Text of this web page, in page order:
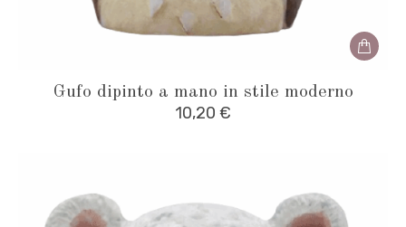
Gufo dipinto a mano in stile moderno
10,20 €